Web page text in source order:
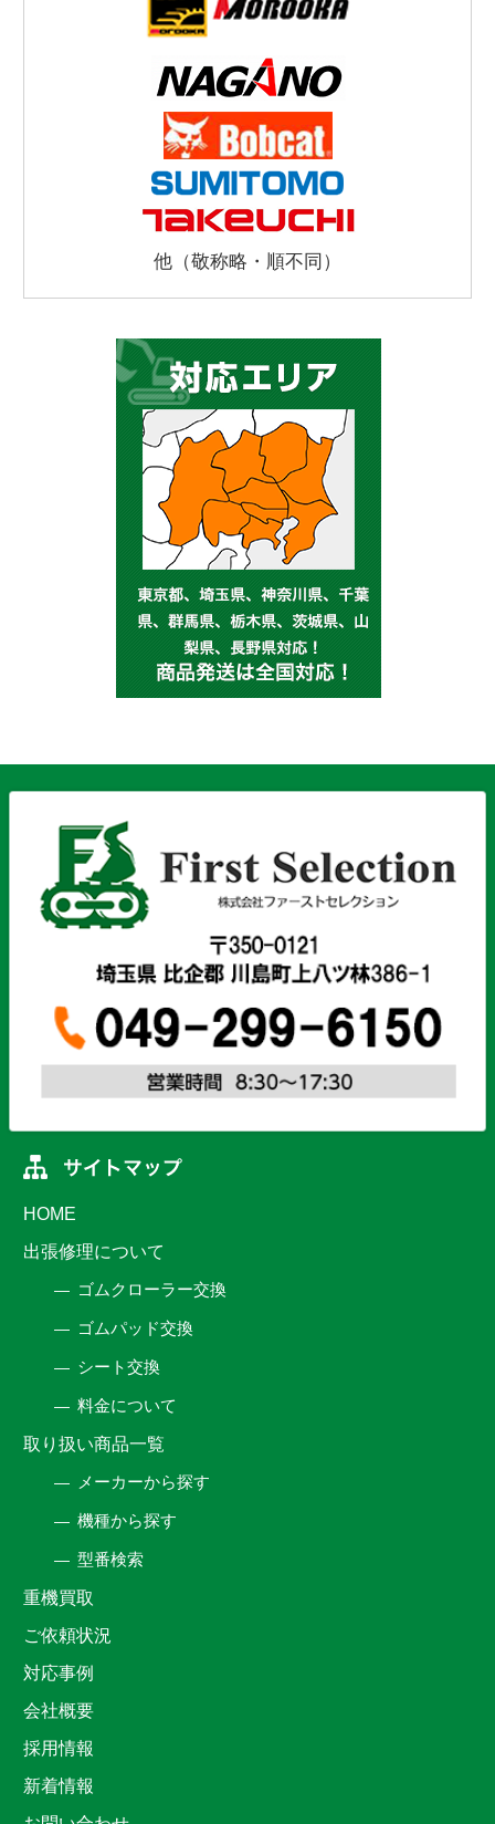
他（敬称略・順不同）
HOME
出張修理について
ゴムクローラー交換
ゴムパッド交換
シート交換
料金について
取り扱い商品一覧
メーカーから探す
機種から探す
型番検索
重機買取
ご依頼状況
対応事例
会社概要
採用情報
新着情報